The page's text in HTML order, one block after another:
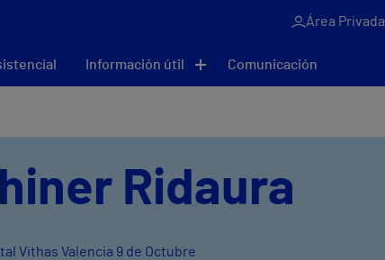
Área Privada
Información útil Comunicación
Ridaura
Vithas Valencia 9 de Octubre